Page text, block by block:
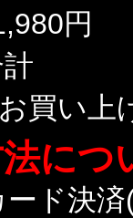
円
買い上
につ
ード決